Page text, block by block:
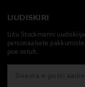
UUDISKIRI
Liitu Stockmanni
personaalsete
poe ostult.